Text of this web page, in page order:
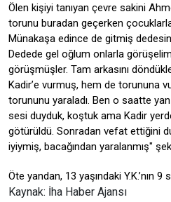
Ölen kişiyi tanıyan çevre sakini
torunu buradan geçerken
Münakaşa edince de gitmiş
Dedede gel oğlum onlarla
görüşmüşler. Tam arkasını
Kadir’e vurmuş, hem de torununa
torununu yaraladı. Ben o saatte
sesi duyduk, koştuk ama Kadir
götürüldü. Sonradan vefat ettiğini
iyiymiş, bacağından yaralanmış"
Öte yandan, 13 yaşındaki Y.K.’nın
Kaynak: İha Haber Ajansı